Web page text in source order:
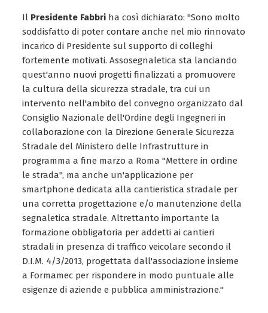
Il Presidente Fabbri ha così dichiarato: "Sono molto
soddisfatto di poter contare anche nel mio rinnovato
incarico di Presidente sul supporto di colleghi
fortemente motivati. Assosegnaletica sta lanciando
quest'anno nuovi progetti finalizzati a promuovere
la cultura della sicurezza stradale, tra cui un
intervento nell'ambito del convegno organizzato dal
Consiglio Nazionale dell'Ordine degli Ingegneri in
collaborazione con la Direzione Generale Sicurezza
Stradale del Ministero delle Infrastrutture in
programma a fine marzo a Roma "Mettere in ordine
le strada", ma anche un'applicazione per
smartphone dedicata alla cantieristica stradale per
una corretta progettazione e/o manutenzione della
segnaletica stradale. Altrettanto importante la
formazione obbligatoria per addetti ai cantieri
stradali in presenza di traffico veicolare secondo il
D.I.M. 4/3/2013, progettata dall'associazione insieme
a Formamec per rispondere in modo puntuale alle
esigenze di aziende e pubblica amministrazione."